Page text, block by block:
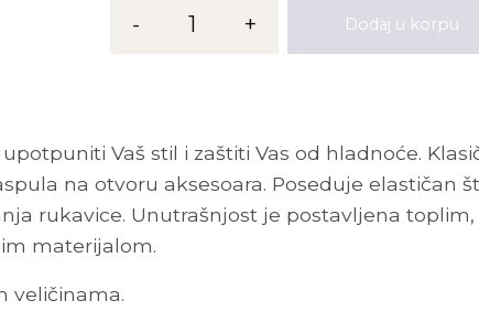
No1
- 1 + Dodaj u korpu
Vaš stil i zaštiti Vas od hladnoće.
na otvoru aksesoara. Poseduje elastičan
rukavice. Unutrašnjost je postavljena toplim,
materijalom.
veličinama.